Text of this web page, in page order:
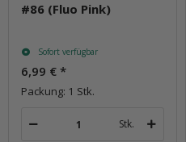
#86 (Fluo Pink)
Sofort verfügbar
6,99 € *
Packung: 1 Stk.
Stk.